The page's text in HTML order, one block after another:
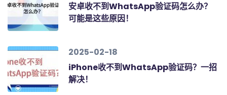
安卓收不到WhatsApp验证码怎么办？
可能是这些原因！
2025-02-18
iPhone收不到WhatsApp验证码？一招
解决！